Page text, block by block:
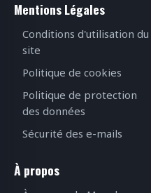
Mentions Légales
Conditions d'utilisation du
site
Politique de cookies
Politique de protection
des données
Sécurité des e-mails
À propos